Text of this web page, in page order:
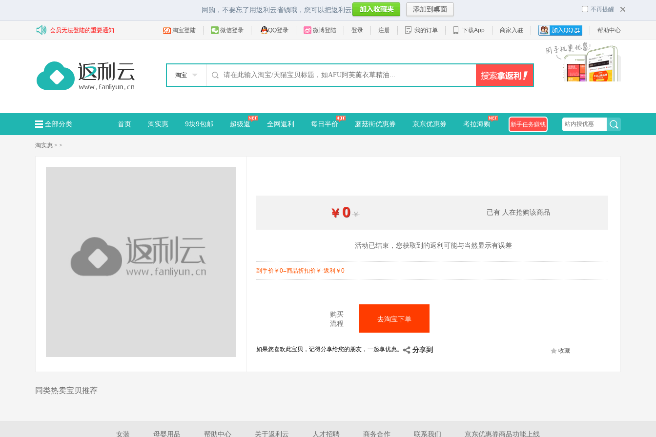
网购，不要忘了用返利云省钱哦，您可以把返利云 不再提醒
会员无法登陆的重要通知 淘宝登陆 微信登录 QQ登录 微博登陆 登录 注册 我的订单 下载App 商家入驻 帮助中心
淘宝
全部分类 首页 淘实惠 9块9包邮 超级返 全网返利 每日半价 蘑菇街优惠券 京东优惠券 考拉海购 新手任务赚钱
淘实惠 > >
￥ 0￥ 已有 人在抢购该商品
活动已结束，您获取到的返利可能与当然显示有误差
到手价 ￥ 0=商品折扣价 ￥ -返利 ￥ 0
购买
流程
去淘宝下单
如果您喜欢此宝贝，记得分享给您的朋友，一起享优惠。 分享到 收藏
同类热卖宝贝推荐
女装 母婴用品 帮助中心 关于返利云 人才招聘 商务合作 联系我们 京东优惠券商品功能上线